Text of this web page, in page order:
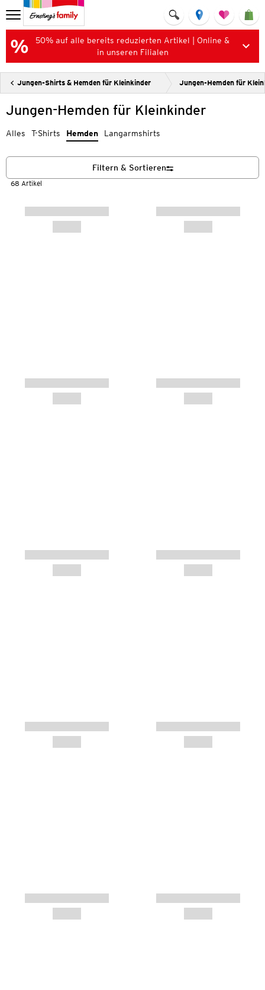
50% auf alle bereits reduzierten Artikel | Online &
in unseren Filialen
Jungen-Shirts & Hemden für Kleinkinder Jungen-Hemden für
Jungen-Hemden für Kleinkinder
Alles T-Shirts Hemden Langarmshirts
68 Artikel
Filtern & Sortieren